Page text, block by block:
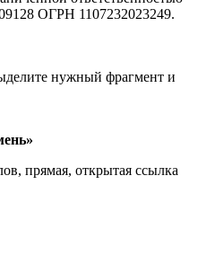
ОГРН 1107232023249.
нужный фрагмент и
прямая, открытая ссылка